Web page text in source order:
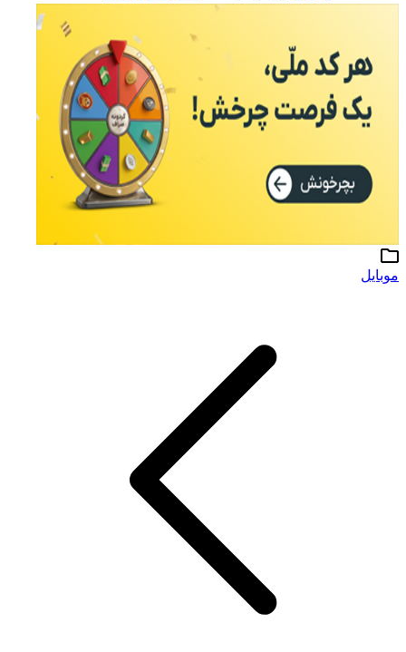
موبایل